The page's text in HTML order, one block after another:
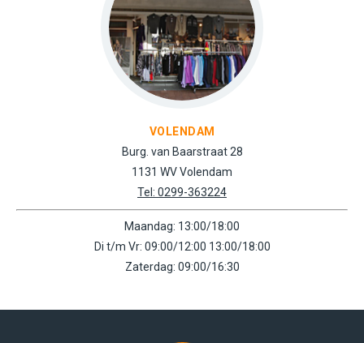
VOLENDAM
Burg. van Baarstraat 28
1131 WV Volendam
Tel: 0299-363224
Maandag: 13:00/18:00
Di t/m Vr: 09:00/12:00 13:00/18:00
Zaterdag: 09:00/16:30